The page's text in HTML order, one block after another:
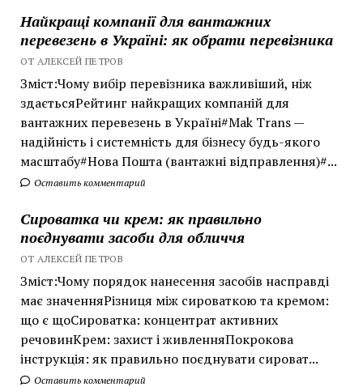
Найкращі компанії для вантажних
перевезень в Україні: як обрати перевізника
ОТ АЛЕКСЕЙ ПЕТРОВ
Зміст:Чому вибір перевізника важливіший, ніж
здаєтьсяРейтинг найкращих компаній для
вантажних перевезень в Україні#Mak Trans —
надійність і системність для бізнесу будь-якого
масштабу#Нова Пошта (вантажні відправлення)#...
Оставить комментарий
Сироватка чи крем: як правильно
поєднувати засоби для обличчя
ОТ АЛЕКСЕЙ ПЕТРОВ
Зміст:Чому порядок нанесення засобів насправді
має значенняРізниця між сироваткою та кремом:
що є щоСироватка: концентрат активних
речовинКрем: захист і живленняПокрокова
інструкція: як правильно поєднувати сироват...
Оставить комментарий